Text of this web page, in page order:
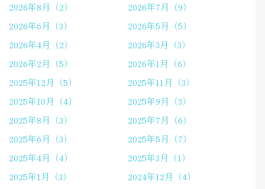
2026年8月（2）
2026年7月（9）
2026年6月（3）
2026年5月（5）
2026年4月（2）
2026年3月（3）
2026年2月（5）
2026年1月（6）
2025年12月（5）
2025年11月（3）
2025年10月（4）
2025年9月（3）
2025年8月（3）
2025年7月（6）
2025年6月（3）
2025年5月（7）
2025年4月（4）
2025年3月（1）
2025年1月（3）
2024年12月（4）